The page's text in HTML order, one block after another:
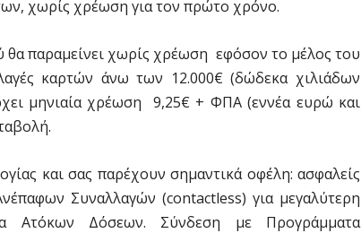
χωρίς χρέωση για τον πρώτο χρόνο.
θα παραμείνει χωρίς χρέωση εφόσον το μέλος του
καρτών άνω των 12.000€ (δώδεκα χιλιάδων
μηνιαία χρέωση 9,25€ + ΦΠΑ (εννέα ευρώ και
και σας παρέχουν σημαντικά οφέλη: ασφαλείς
Συναλλαγών (contactless) για μεγαλύτερη
Ατόκων Δόσεων. Σύνδεση με Προγράμματα